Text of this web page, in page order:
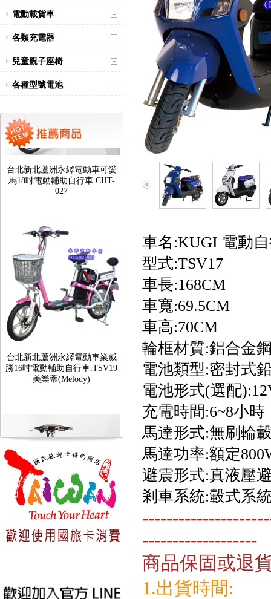
電動載貨車
各類充電器
兒童親子座椅
各種型號電池
台北新北蘆洲永繹電動車可愛
027
台北新北蘆洲永繹電動車業威
美樂蒂(Melody)
台北新北蘆洲永繹電動車可愛
027
車名:KUGI 電動
型式:TSV17
車長:168CM
車寬:69.5CM
車高:70CM
輪框材質:鋁合金
電池類型:密封式
電池形式(選配
充電時間:6~8小時
馬達形式:無刷輪
馬達功率:額定
避震形式:真液壓
剎車系統:轂式系
-------------------
商品保固或退
1.出貨時間: